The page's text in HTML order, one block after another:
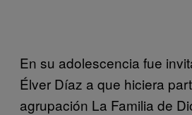
En su adolescencia fue
Élver Díaz a que hiciera
agrupación La Familia de